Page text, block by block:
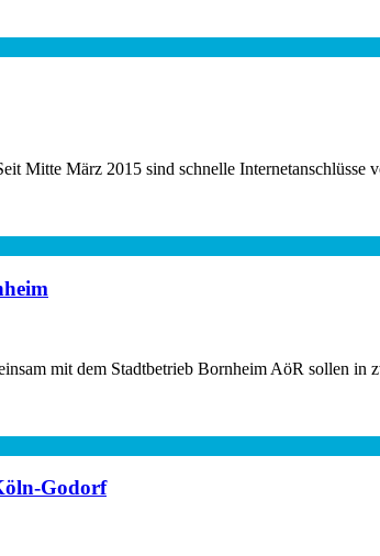
Mitte März 2015 sind schnelle
mit dem Stadtbetrieb Bornheim AöR sollen
Godorf